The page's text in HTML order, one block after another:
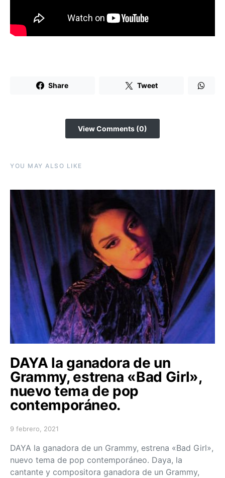
Share Tweet
View Comments (0)
YOU MAY ALSO LIKE
DAYA la ganadora de un
Grammy, estrena «Bad Girl»,
nuevo tema de pop
contemporáneo.
Posted on
9 febrero, 2021
DAYA la ganadora de un Grammy, estrena «Bad Girl»,
nuevo tema de pop contemporáneo. Daya, la
cantante y compositora ganadora de un Grammy,